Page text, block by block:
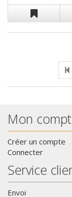
Mon
Créer un compte
Connecter
Service
Envoi